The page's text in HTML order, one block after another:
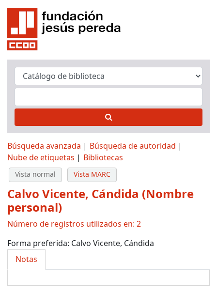
Búsqueda avanzada
Búsqueda de autoridad
Nube de etiquetas
Bibliotecas
Vista normal Vista MARC
Calvo Vicente, Cándida (Nombre
personal)
Número de registros utilizados en: 2
Forma preferida: Calvo Vicente, Cándida
Notas